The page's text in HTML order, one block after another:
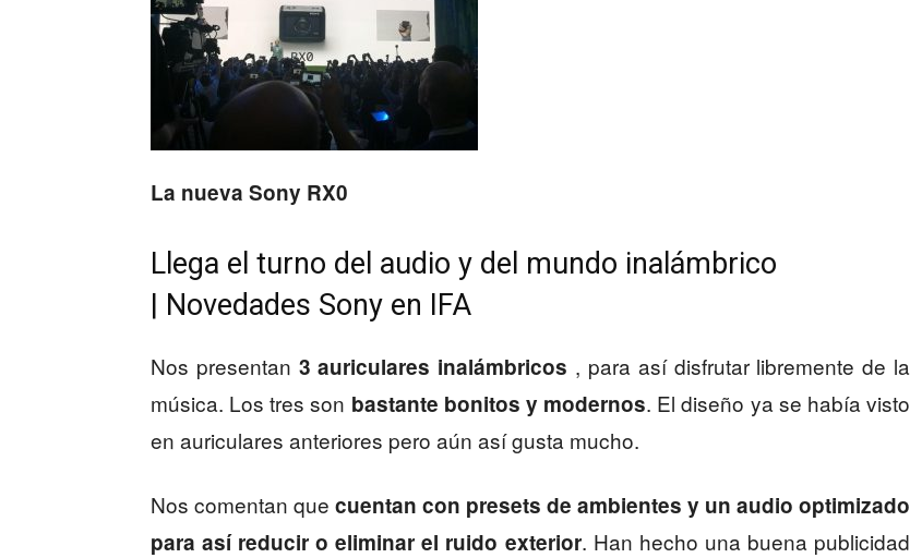
La nueva Sony RX0
Llega el turno del audio y del mundo inalámbrico
| Novedades Sony en IFA
Nos presentan 3 auriculares inalámbricos , para así disfrutar libremente de la
música. Los tres son bastante bonitos y modernos. El diseño ya se había visto
en auriculares anteriores pero aún así gusta mucho.
Nos comentan que cuentan con presets de ambientes y un audio optimizado
para así reducir o eliminar el ruido exterior. Han hecho una buena publicidad